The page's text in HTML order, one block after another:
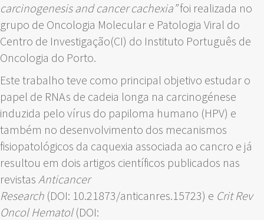
carcinogenesis and cancer cachexia”foi realizada no
grupo de Oncologia Molecular e Patologia Viral do
Centro de Investigação(CI) do Instituto Português de
Oncologia do Porto.
Este trabalho teve como principal objetivo estudar o
papel de RNAs de cadeia longa na carcinogénese
induzida pelo vírus do papiloma humano (HPV) e
também no desenvolvimento dos mecanismos
fisiopatológicos da caquexia associada ao cancro e já
resultou em dois artigos científicos publicados nas
revistas Anticancer
Research (DOI: 10.21873/anticanres.15723) e Crit Rev
Oncol Hematol(DOI: